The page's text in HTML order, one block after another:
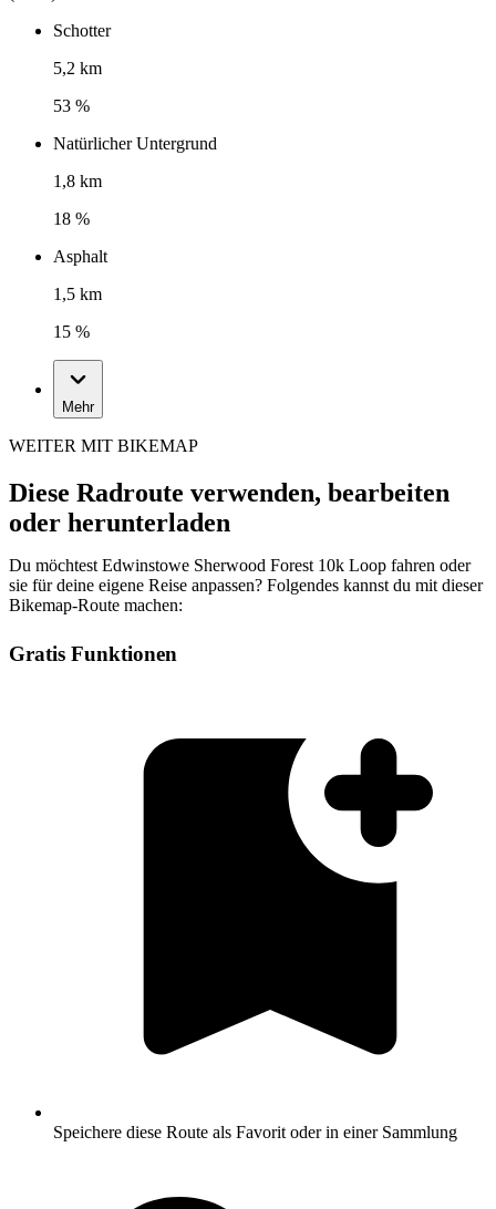
Schotter
5,2 km
53 %
Natürlicher Untergrund
1,8 km
18 %
Asphalt
1,5 km
15 %
Mehr
WEITER MIT BIKEMAP
Diese Radroute verwenden, bearbeiten
oder herunterladen
Du möchtest Edwinstowe Sherwood Forest 10k Loop fahren oder
sie für deine eigene Reise anpassen? Folgendes kannst du mit dieser
Bikemap-Route machen:
Gratis Funktionen
Speichere diese Route als Favorit oder in einer Sammlung